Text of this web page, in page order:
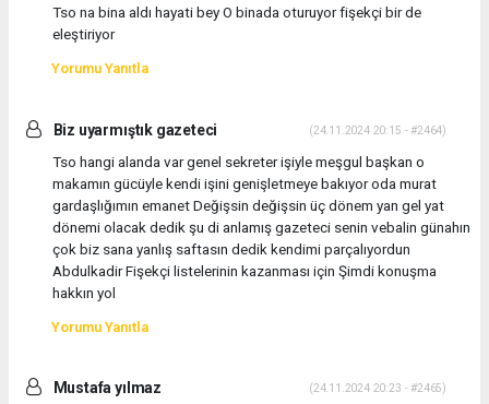
Tso na bina aldı hayati bey O binada oturuyor fişekçi bir de
eleştiriyor
Yorumu Yanıtla
Biz uyarmıştık gazeteci (24.11.2024 20:15 - #2464)
Tso hangi alanda var genel sekreter işiyle meşgul başkan o
makamın gücüyle kendi işini genişletmeye bakıyor oda murat
gardaşlığımın emanet Değişsin değişsin üç dönem yan gel yat
dönemi olacak dedik şu di anlamış gazeteci senin vebalin günahın
çok biz sana yanlış saftasın dedik kendimi parçalıyordun
Abdulkadir Fişekçi listelerinin kazanması için Şimdi konuşma
hakkın yol
Yorumu Yanıtla
Mustafa yılmaz (24.11.2024 20:23 - #2465)